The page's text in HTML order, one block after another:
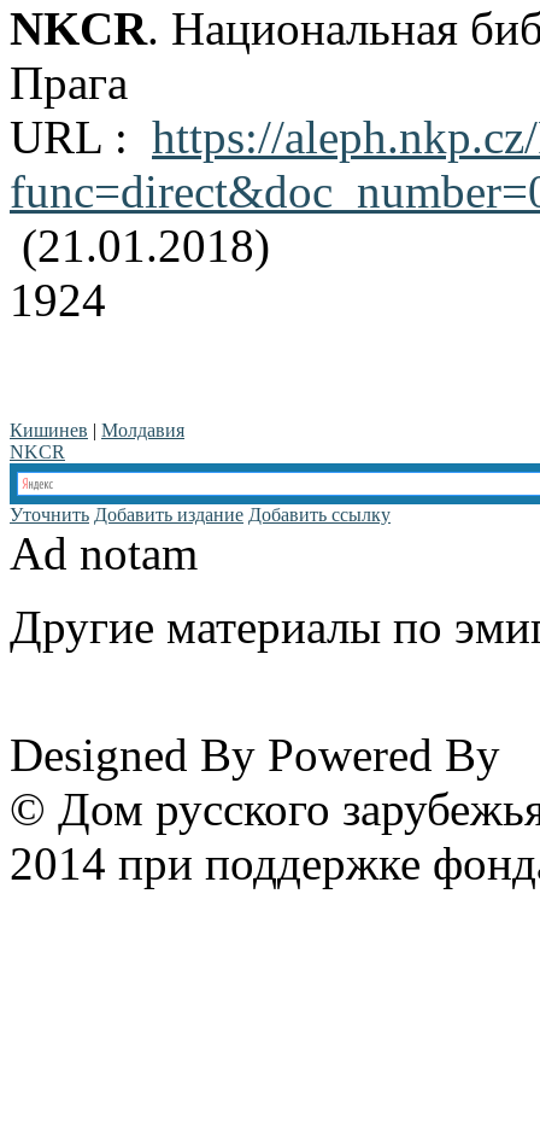
NKCR. Национальная
Прага
URL : https://
(21.01.2018)
1924
Кишинев | Молдавия
NKCR
Уточнить Добавить издание Добавить ссылку
Ad notam
Другие материалы по
Designed By Powered By
© Дом русского
2014 при поддержке